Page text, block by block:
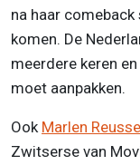
na haar
komen. De
meerdere keren
moet aanpakken.
Ook Marlen
Zwitserse van